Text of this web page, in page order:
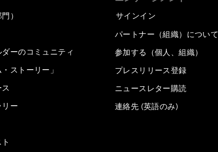
）
ーのコミュニティ
ストーリー」
リー
サインイン
パートナー（組織）につい
参加する（個人、組織）
プレスリリース登録
ニュースレター購読
連絡先 (英語のみ)